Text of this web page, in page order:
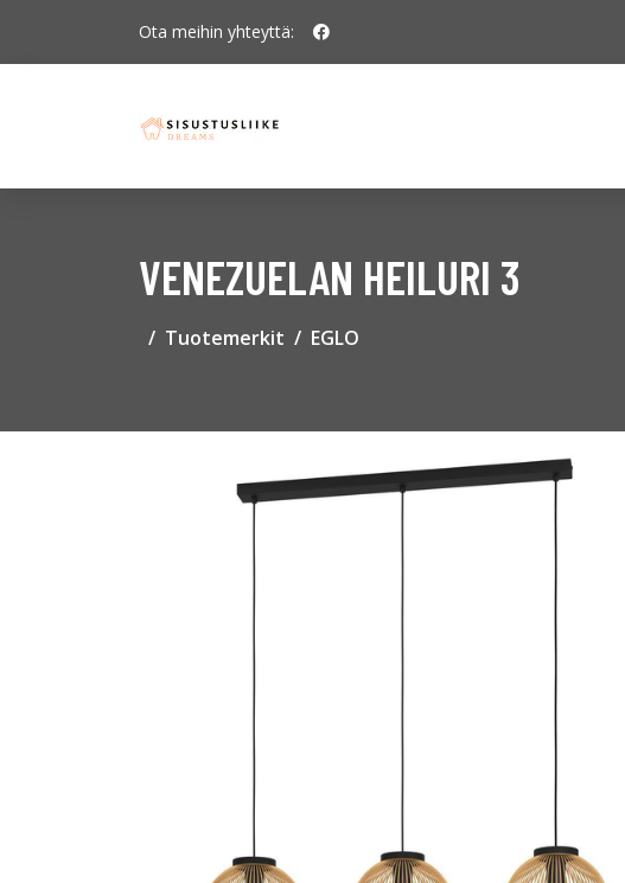
Ota meihin yhteyttä:
VENEZUELAN HEILURI 3
Tuotemerkit EGLO